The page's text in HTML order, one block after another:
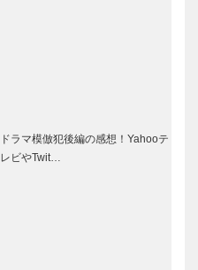
ドラマ模倣犯後編の感想！Yahooテ
レビやTwit…